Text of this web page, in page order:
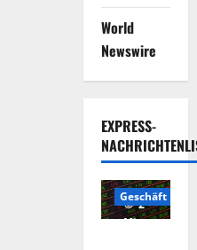
World
Newswire
EXPRESS-
2
Minuten
Geschäft